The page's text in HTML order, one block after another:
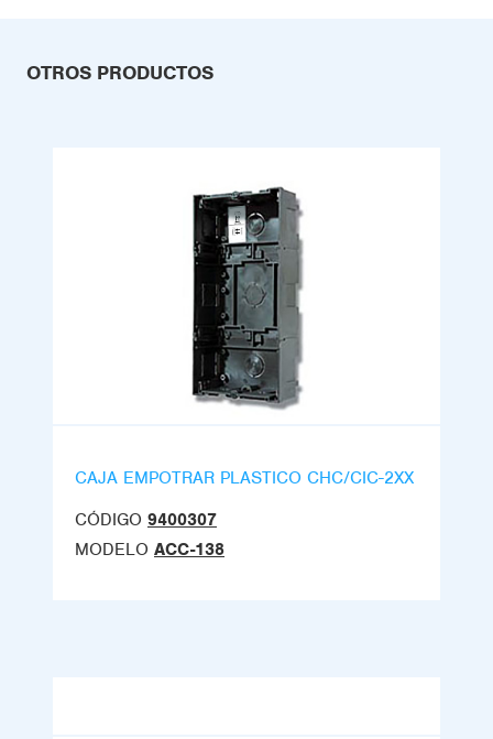
OTROS PRODUCTOS
CAJA EMPOTRAR PLASTICO CHC/CIC-2XX
CÓDIGO 9400307
MODELO ACC-138